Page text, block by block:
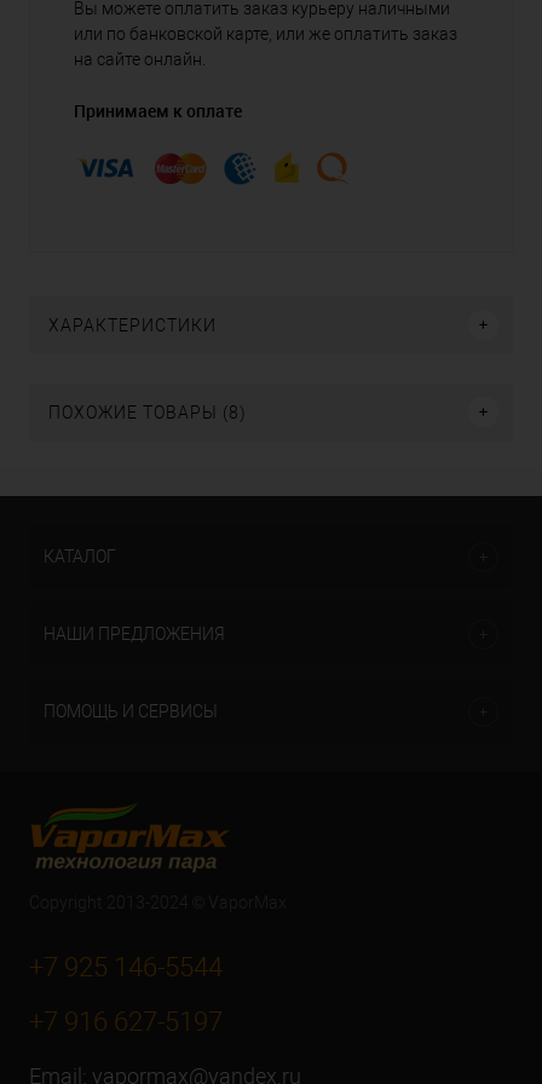
Вы можете оплатить заказ курьеру наличными
или по банковской карте, или же оплатить заказ
на сайте онлайн.
Принимаем к оплате
ХАРАКТЕРИСТИКИ
ПОХОЖИЕ ТОВАРЫ (8)
КАТАЛОГ
НАШИ ПРЕДЛОЖЕНИЯ
ПОМОЩЬ И СЕРВИСЫ
+7 925 146-5544
+7 916 627-5197
Email: vapormax@yandex.ru